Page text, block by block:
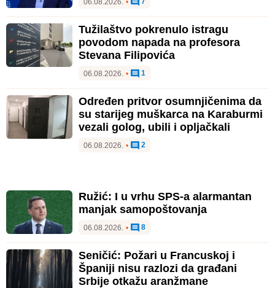
06.08.2026. •
Tužilaštvo pokrenulo istragu
povodom napada na profesora
Stevana Filipovića
06.08.2026. • 1
Određen pritvor osumnjičenima da
su starijeg muškarca na Karaburmi
vezali golog, ubili i opljačkali
06.08.2026. • 2
Ružić: I u vrhu SPS-a alarmantan
manjak samopoštovanja
06.08.2026. • 8
Seničić: Požari u Francuskoj i
Španiji nisu razlozi da građani
Srbije otkažu aranžmane